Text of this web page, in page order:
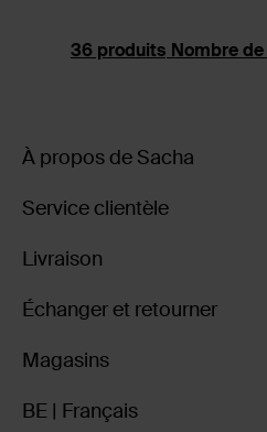
Nombre
À propos de Sacha
Service clientèle
Livraison
Échanger et retourner
Magasins
BE | Français